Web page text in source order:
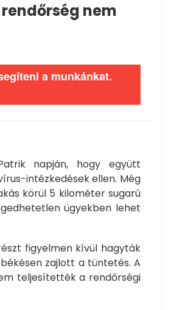
nem
a munkánkat.
napján, hogy együtt
intézkedések ellen. Még
körül 5 kilométer sugarú
ügyekben lehet
figyelmen kívül hagyták
zajlott a tüntetés. A
teljesítették a rendőrségi